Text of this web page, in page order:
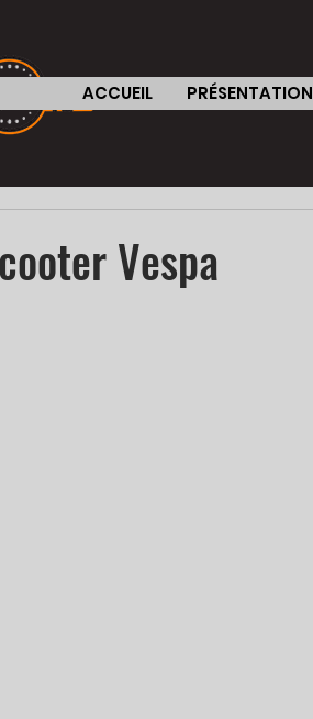
ACCUEIL PRÉSENTATION
Vespa